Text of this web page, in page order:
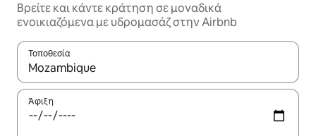
Βρείτε και κάντε κράτηση σε μοναδικά
ενοικιαζόμενα με υδρομασάζ στην Airbnb
Τοποθεσία
Όταν τα αποτελέσματα είναι διαθέσιμα, μπορείτε να
Άφιξη